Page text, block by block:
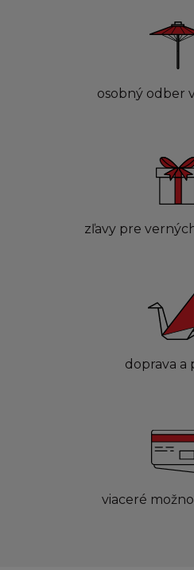
osobný odber
zľavy pre
doprava a
viaceré